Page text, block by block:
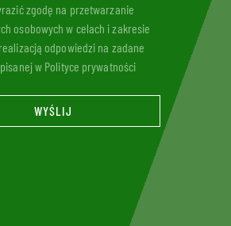
zgodę na przetwarzanie
osobowych w celach i zakresie
odpowiedzi na zadane
w Polityce prywatności
WYŚLIJ